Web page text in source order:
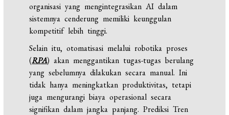
organisasi yang mengintegrasikan AI dalam
sistemnya cenderung memiliki keunggulan
kompetitif lebih tinggi.
Selain itu, otomatisasi melalui robotika proses
(RPA) akan menggantikan tugas-tugas berulang
yang sebelumnya dilakukan secara manual. Ini
tidak hanya meningkatkan produktivitas, tetapi
juga mengurangi biaya operasional secara
signifikan dalam jangka panjang. Prediksi Tren